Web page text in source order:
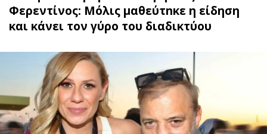
Φερεντίνος: Μόλις μαθεύτnκε η είδηση
και κάνει τον γύρο του διαδικτύου